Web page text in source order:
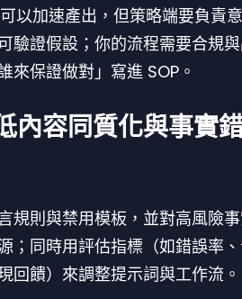
以加速產出，但策略端要負責意
驗證假設；你的流程需要合規
來保證做對」寫進 SOP。
內容同質化與事實
規則與禁用模板，並對高風險
；同時用評估指標（如錯誤率
回饋）來調整提示詞與工作流。